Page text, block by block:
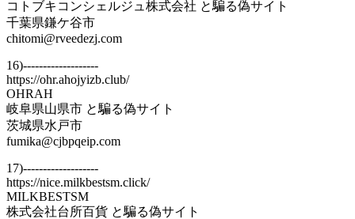
コトブキコンシェルジュ株式会社 と騙る偽サイト
千葉県鎌ケ谷市
chitomi@rveedezj.com
16)-------------------
https://ohr.ahojyizb.club/
OHRAH
岐阜県山県市 と騙る偽サイト
茨城県水戸市
fumika@cjbpqeip.com
17)-------------------
https://nice.milkbestsm.click/
MILKBESTSM
株式会社台所百貨 と騙る偽サイト